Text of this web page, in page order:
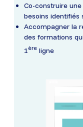
Co-construire
besoins identifiés
Accompagner la
des formations
1 ère ligne